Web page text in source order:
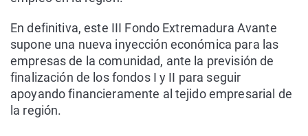
En definitiva, este III Fondo Extremadura Avante
supone una nueva inyección económica para las
empresas de la comunidad, ante la previsión de
finalización de los fondos I y II para seguir
apoyando financieramente al tejido empresarial de
la región.